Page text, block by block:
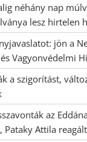
néhány nap
lesz hirtelen
jön a
Vagyonvédelmi
a szigorítást,
az
Attila